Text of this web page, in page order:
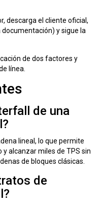
descarga el cliente oficial,
y sigue la
de dos factores y
línea.
de una
lineal, lo que permite
alcanzar miles de TPS sin
de bloques clásicas.
de